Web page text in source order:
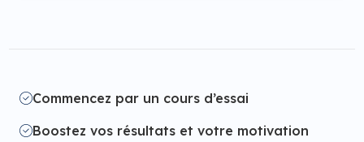
Commencez par un cours d’essai
Boostez vos résultats et votre motivation